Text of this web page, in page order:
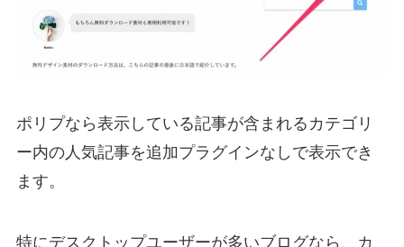
ポリプなら表示している記事が含まれるカテゴリ
ー内の人気記事を追加プラグインなしで表示でき
ます。
特にデスクトップユーザーが多いブログなら、カ